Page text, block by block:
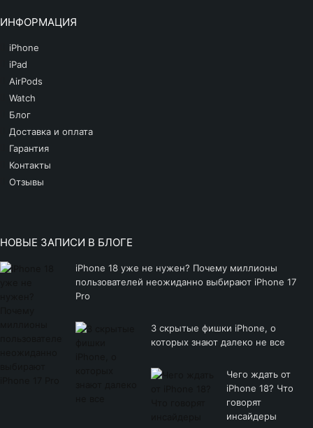
ИНФОРМАЦИЯ
iPhone
iPad
AirPods
Watch
Блог
Доставка и оплата
Гарантия
Контакты
Отзывы
НОВЫЕ ЗАПИСИ В БЛОГЕ
iPhone 18 уже не нужен? Почему миллионы
пользователей неожиданно выбирают iPhone 17
Pro
3 скрытые фишки iPhone, о
которых знают далеко не все
Чего ждать от
iPhone 18? Что
говорят
инсайдеры